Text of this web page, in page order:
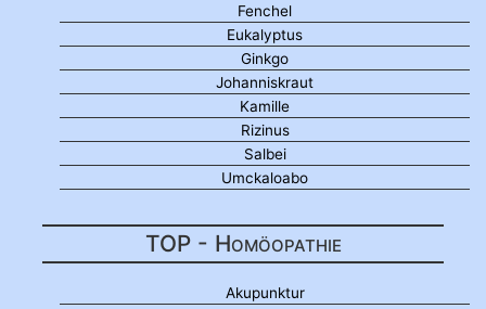
Fenchel
Eukalyptus
Ginkgo
Johanniskraut
Kamille
Rizinus
Salbei
Umckaloabo
TOP - Homöopathie
Akupunktur